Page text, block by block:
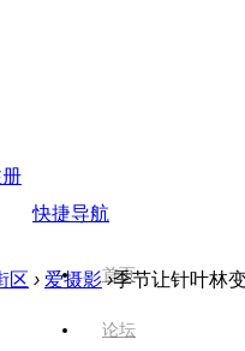
快捷导航
首页
论坛
区 › 爱摄影 ›季节让针叶林